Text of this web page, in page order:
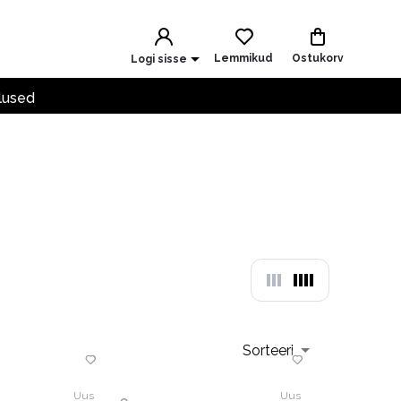
Logi sisse Lemmikud Ostukorv
Sorteeri
Uus Uus